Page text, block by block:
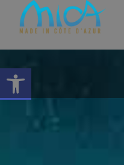
Symbolleiste öffnen